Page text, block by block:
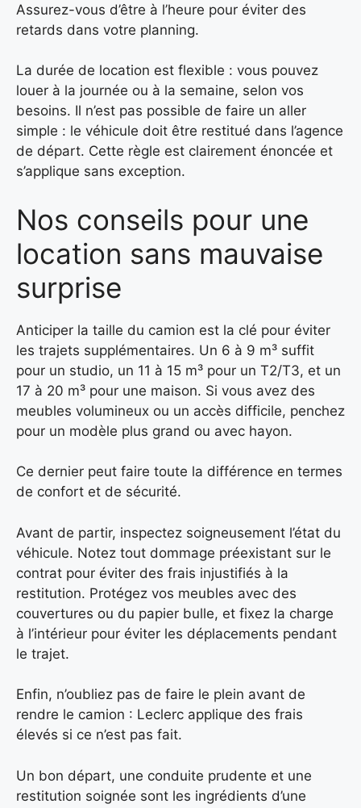
Assurez-vous d’être à l’heure pour éviter des
retards dans votre planning.
La durée de location est flexible : vous pouvez
louer à la journée ou à la semaine, selon vos
besoins. Il n’est pas possible de faire un aller
simple : le véhicule doit être restitué dans l’agence
de départ. Cette règle est clairement énoncée et
s’applique sans exception.
Nos conseils pour une
location sans mauvaise
surprise
Anticiper la taille du camion est la clé pour éviter
les trajets supplémentaires. Un 6 à 9 m³ suffit
pour un studio, un 11 à 15 m³ pour un T2/T3, et un
17 à 20 m³ pour une maison. Si vous avez des
meubles volumineux ou un accès difficile, penchez
pour un modèle plus grand ou avec hayon.
Ce dernier peut faire toute la différence en termes
de confort et de sécurité.
Avant de partir, inspectez soigneusement l’état du
véhicule. Notez tout dommage préexistant sur le
contrat pour éviter des frais injustifiés à la
restitution. Protégez vos meubles avec des
couvertures ou du papier bulle, et fixez la charge
à l’intérieur pour éviter les déplacements pendant
le trajet.
Enfin, n’oubliez pas de faire le plein avant de
rendre le camion : Leclerc applique des frais
élevés si ce n’est pas fait.
Un bon départ, une conduite prudente et une
restitution soignée sont les ingrédients d’une